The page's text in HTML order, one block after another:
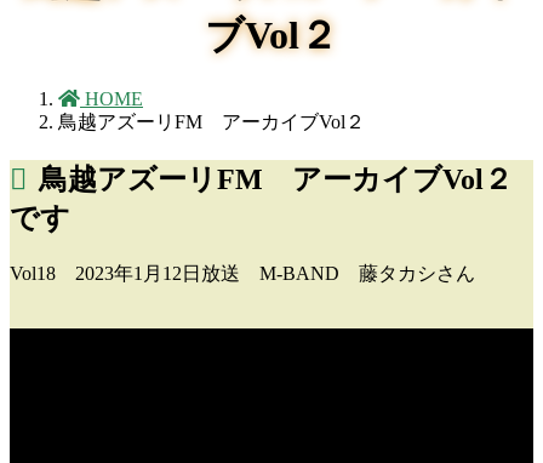
ブVol２
HOME
鳥越アズーリFM アーカイブVol２
鳥越アズーリFM アーカイブVol２
です
Vol18 2023年1月12日放送 M-BAND 藤タカシさん